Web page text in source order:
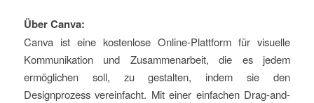
Über Canva:
Canva ist eine kostenlose Online-Plattform für visuelle
Kommunikation und Zusammenarbeit, die es jedem
ermöglichen soll, zu gestalten, indem sie den
Designprozess vereinfacht. Mit einer einfachen Drag-and-